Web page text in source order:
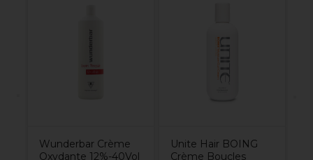
Wunderbar Crème
Oxydante 12%-40Vol
Unite Hair BOING
Crème Boucles